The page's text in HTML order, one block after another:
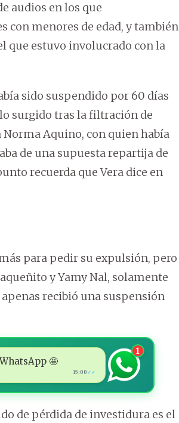
audios en los que
con menores de edad, y también
que estuvo involucrado con la
sido suspendido por 60 días
surgido tras la filtración de
Aquino, con quien había
de una supuesta repartija de
recuerda que Vera dice en
para pedir su expulsión, pero
y Yamy Nal, solamente
recibió una suspensión
🤩
15:00 ✓✓
1
de pérdida de investidura es el